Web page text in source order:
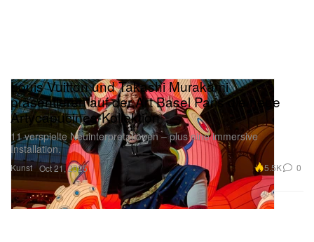
Kunst
Louis Vuitton und Takashi Murakami
präsentieren auf der Art Basel Paris die neue
Artycapucines-Kollektion
11 verspielte Neuinterpretationen – plus eine immersive
Installation.
Oct 21, 2025 5.5K 0